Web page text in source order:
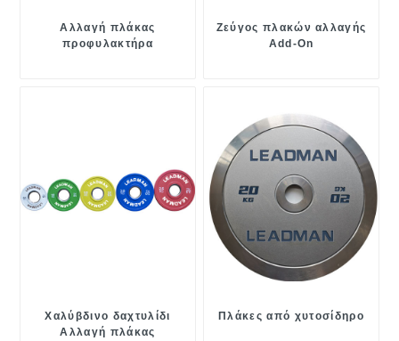
Αλλαγή πλάκας
προφυλακτήρα
Ζεύγος πλακών αλλαγής
Add-On
Χαλύβδινο δαχτυλίδι
Αλλαγή πλάκας
Πλάκες από χυτοσίδηρο